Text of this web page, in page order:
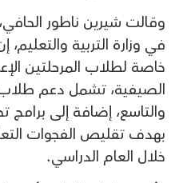
وقالت شيرين ناطور
في وزارة التربية والتعليم،
خاصة لطلاب المرحلتين
الصيفية، تشمل دعم
والتاسع، إضافة إلى برامج
بهدف تقليص الفجوات
خلال العام الدراسي.